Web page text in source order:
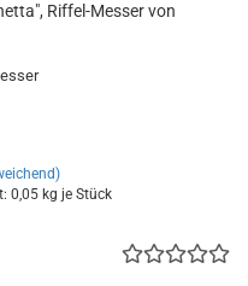
Riffel-Messer von
0,05 kg je Stück